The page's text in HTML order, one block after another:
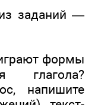
заданий —
формы
глагола?
напишите